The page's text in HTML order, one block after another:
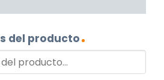
del producto